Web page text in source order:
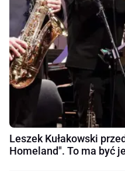
Leszek Kułakowski
Homeland". To ma być